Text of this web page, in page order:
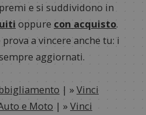
e si suddividono in
oppure con acquisto.
a vincere anche tu: i
aggiornati.
| »Vinci
e Moto | »Vinci